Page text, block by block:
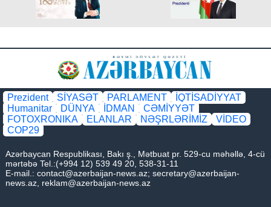
Prezident SİYASƏT PARLAMENT
İQTİSADİYYAT
Humanitar
DÜNYA İDMAN
CƏMİYYƏT
FOTOXRONIKA
ELANLAR NƏŞRLƏRİMİZ
VİDEO
COP29
Azərbaycan Respublikası, Bakı ş., Mətbuat pr. 529-cu məhəllə, 4-cü
mərtəbə Tel.:(+994 12) 539 49 20, 538-31-11
E-mail.: contact@azerbaijan-news.az; secretary@azerbaijan-
news.az reklam@azerbaijan-news.az